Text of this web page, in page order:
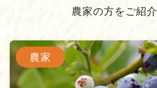
農家の方をご紹介
農家